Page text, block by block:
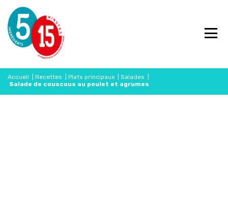
Accueil Recettes Plats principaux Salades
Salade de couscous au poulet et agrumes